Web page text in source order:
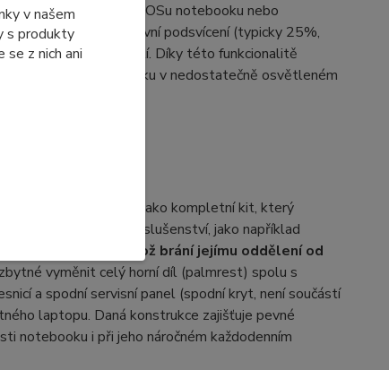
preferencí, ať už v BIOSu notebooku nebo
nabízí řadu úrovní podsvícení (typicky 25%,
sníženou viditelností. Díky této funkcionalitě
své práci na notebooku v nedostatečně osvětleném
standardně dodávána jako kompletní kit, který
notebooku) a další příslušenství, jako například
pomocí nýtů, což brání jejímu oddělení od
vyměnit celý horní díl (palmrest) spolu s
a spodní servisní panel (spodní kryt, není součástí
laptopu. Daná konstrukce zajišťuje pevné
notebooku i při jeho náročném každodenním
v našem
s produkty
se z nich ani